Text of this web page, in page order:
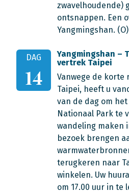
zwavelhoudende)
ontsnappen. Een
Yangmingshan. (O)
DAG
14
Yangmingshan –
vertrek Taipei
Vanwege de
Taipei, heeft u
van de dag om
Nationaal Park te
wandeling maken
bezoek brengen
terugkeren naar
winkelen. Uw
om 17.00 uur in te